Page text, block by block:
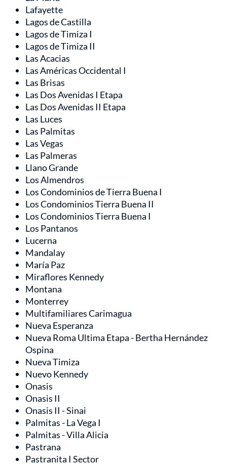
Lafayette
Lagos de Castilla
Lagos de Timiza I
Lagos de Timiza II
Las Acacias
Las Américas Occidental I
Las Brisas
Las Dos Avenidas I Etapa
Las Dos Avenidas II Etapa
Las Luces
Las Palmitas
Las Vegas
Las Palmeras
Llano Grande
Los Almendros
Los Condominios de Tierra Buena I
Los Condominios Tierra Buena II
Los Condominios Tierra Buena I
Los Pantanos
Lucerna
Mandalay
María Paz
Miraflores Kennedy
Montana
Monterrey
Multifamiliares Carimagua
Nueva Esperanza
Nueva Roma Ultima Etapa - Bertha Hernández
Ospina
Nueva Timiza
Nuevo Kennedy
Onasis
Onasis II
Onasis II - Sinai
Palmitas - La Vega I
Palmitas - Villa Alicia
Pastrana
Pastranita I Sector